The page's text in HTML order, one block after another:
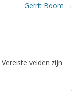
Gerrit Boom →
Vereiste velden zijn